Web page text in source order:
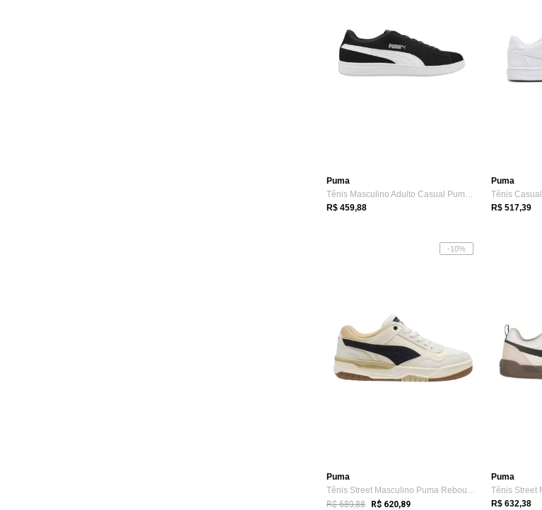
Puma
Tênis Masculino Adulto Casual Puma Smash V2 Preto
R$ 459,88
Puma
R$ 517,39
-10%
Puma
Tênis Street Masculino Puma Rebound Retr...
R$ 689,88 R$ 620,89
Puma
R$ 632,38